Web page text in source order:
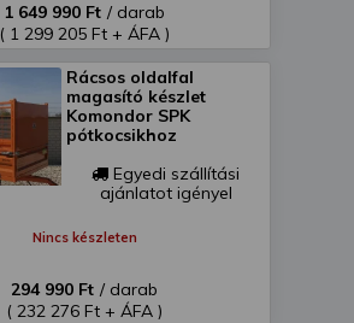
1 649 990 Ft / darab
( 1 299 205 Ft + ÁFA )
Rácsos oldalfal
magasító készlet
Komondor SPK
pótkocsikhoz
Egyedi szállítási
ajánlatot igényel
Nincs készleten
294 990 Ft / darab
( 232 276 Ft + ÁFA )